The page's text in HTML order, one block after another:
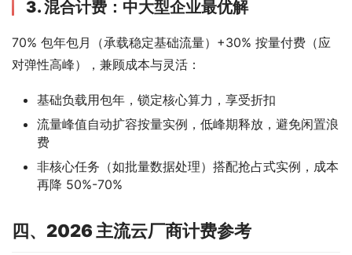
3. 混合计费：中大型企业最优解
70% 包年包月（承载稳定基础流量）+30% 按量付费（应
对弹性高峰），兼顾成本与灵活：
基础负载用包年，锁定核心算力，享受折扣
流量峰值自动扩容按量实例，低峰期释放，避免闲置浪
费
非核心任务（如批量数据处理）搭配抢占式实例，成本
再降 50%-70%
四、2026 主流云厂商计费参考